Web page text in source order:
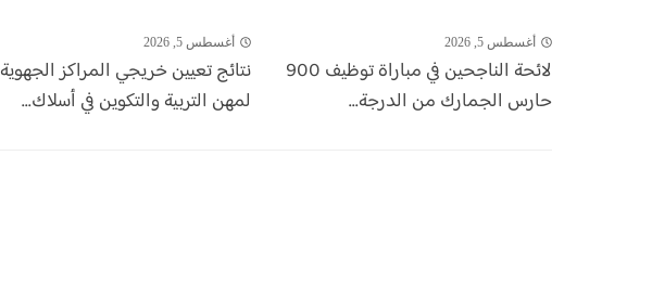
أغسطس 5, 2026
لائحة الناجحين في مباراة توظيف 900
حارس الجمارك من الدرجة...
أغسطس 5, 2026
نتائج تعيين خريجي المراكز الجهوية
لمهن التربية والتكوين في أسلاك...